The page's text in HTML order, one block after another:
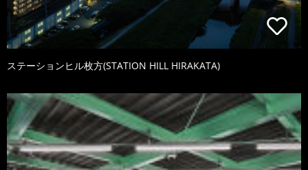
ステーションヒル枚方(STATION HILL HIRAKATA)